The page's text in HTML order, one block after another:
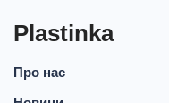
Plastinka
Про нас